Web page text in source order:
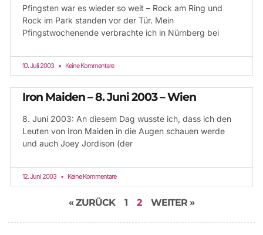
Pfingsten war es wieder so weit – Rock am Ring und
Rock im Park standen vor der Tür. Mein
Pfingstwochenende verbrachte ich in Nürnberg bei
10. Juli 2003 Keine Kommentare
Iron Maiden – 8. Juni 2003 – Wien
8. Juni 2003: An diesem Dag wusste ich, dass ich den
Leuten von Iron Maiden in die Augen schauen werde
und auch Joey Jordison (der
12. Juni 2003 Keine Kommentare
« ZURÜCK 1 2 WEITER »